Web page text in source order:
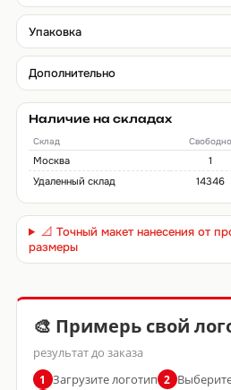
Упаковка
Дополнительно
Наличие на складах
Склад Свободно
Москва 1
Удаленный склад
14346
📐 Точный макет нанесения от
размеры
🎨 Примерь свой
результат до заказа
1 Загрузите логотип 2